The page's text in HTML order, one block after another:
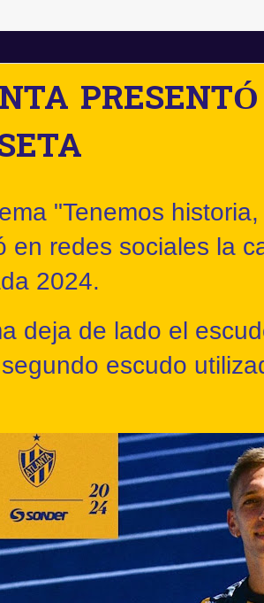
"Tenemos
en redes sociales la
2024.
deja de lado el
segundo escudo